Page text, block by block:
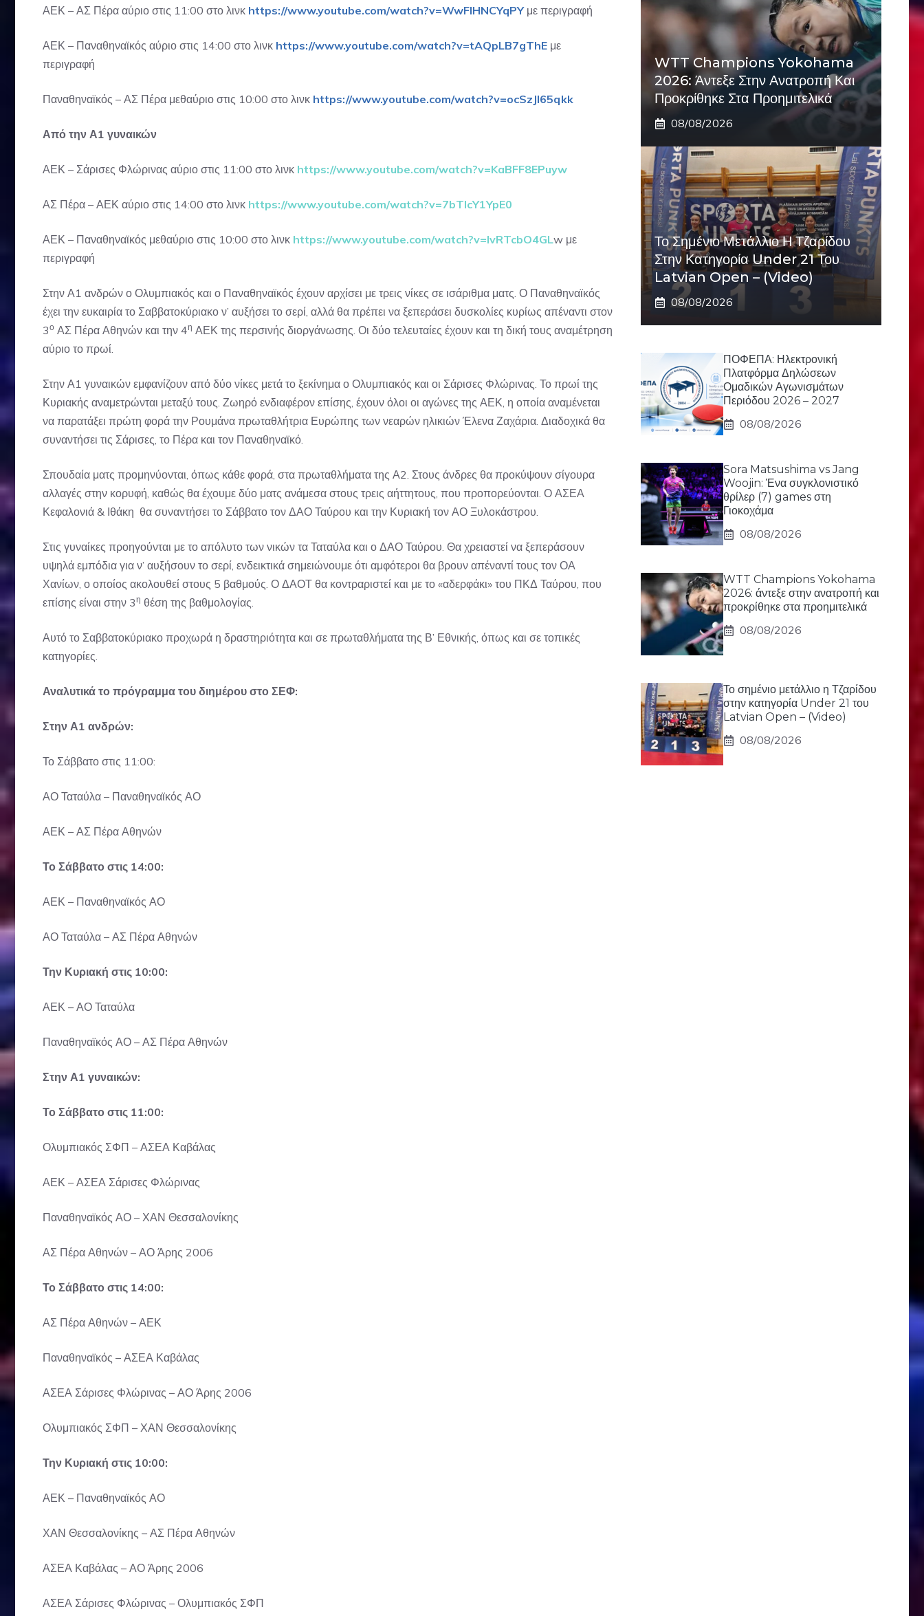
ΑΕΚ – ΑΣ Πέρα αύριο στις 11:00 στο λινκ https://www.youtube.com/watch?v=WwFIHNCYqPYμε περιγραφή
ΑΕΚ – Παναθηναϊκός αύριο στις 14:00 στο λινκ https://www.youtube.com/watch?v=tAQpLB7gThE με
περιγραφή
Παναθηναϊκός – ΑΣ Πέρα μεθαύριο στις 10:00 στο λινκ https://www.youtube.com/watch?v=ocSzJl65qkk
Από την Α1 γυναικών
ΑΕΚ – Σάρισες Φλώρινας αύριο στις 11:00 στο λινκ https://www.youtube.com/watch?v=KaBFF8EPuyw
ΑΣ Πέρα – ΑΕΚ αύριο στις 14:00 στο λινκ https://www.youtube.com/watch?v=7bTIcY1YpE0
ΑΕΚ – Παναθηναϊκός μεθαύριο στις 10:00 στο λινκ https://www.youtube.com/watch?v=IvRTcbO4GLw με
περιγραφή
Στην Α1 ανδρών ο Ολυμπιακός και ο Παναθηναϊκός έχουν αρχίσει με τρεις νίκες σε ισάριθμα ματς. Ο Παναθηναϊκός
έχει την ευκαιρία το Σαββατοκύριακο ν’ αυξήσει το σερί, αλλά θα πρέπει να ξεπεράσει δυσκολίες κυρίως απέναντι στον
3ο ΑΣ Πέρα Αθηνών και την 4η ΑΕΚ της περσινής διοργάνωσης. Οι δύο τελευταίες έχουν και τη δική τους αναμέτρηση
αύριο το πρωί.
Στην Α1 γυναικών εμφανίζουν από δύο νίκες μετά το ξεκίνημα ο Ολυμπιακός και οι Σάρισες Φλώρινας. Το πρωί της
Κυριακής αναμετρώνται μεταξύ τους. Ζωηρό ενδιαφέρον επίσης, έχουν όλοι οι αγώνες της ΑΕΚ, η οποία αναμένεται
να παρατάξει πρώτη φορά την Ρουμάνα πρωταθλήτρια Ευρώπης των νεαρών ηλικιών Έλενα Ζαχάρια. Διαδοχικά θα
συναντήσει τις Σάρισες, το Πέρα και τον Παναθηναϊκό.
Σπουδαία ματς προμηνύονται, όπως κάθε φορά, στα πρωταθλήματα της Α2. Στους άνδρες θα προκύψουν σίγουρα
αλλαγές στην κορυφή, καθώς θα έχουμε δύο ματς ανάμεσα στους τρεις αήττητους, που προπορεύονται. Ο ΑΣΕΑ
Κεφαλονιά & Ιθάκη θα συναντήσει το Σάββατο τον ΔΑΟ Ταύρου και την Κυριακή τον ΑΟ Ξυλοκάστρου.
Στις γυναίκες προηγούνται με το απόλυτο των νικών τα Ταταύλα και ο ΔΑΟ Ταύρου. Θα χρειαστεί να ξεπεράσουν
υψηλά εμπόδια για ν’ αυξήσουν το σερί, ενδεικτικά σημειώνουμε ότι αμφότεροι θα βρουν απέναντί τους τον ΟΑ
Χανίων, ο οποίος ακολουθεί στους 5 βαθμούς. Ο ΔΑΟΤ θα κοντραριστεί και με το «αδερφάκι» του ΠΚΔ Ταύρου, που
επίσης είναι στην 3η θέση της βαθμολογίας.
Αυτό το Σαββατοκύριακο προχωρά η δραστηριότητα και σε πρωταθλήματα της Β’ Εθνικής, όπως και σε τοπικές
κατηγορίες.
Αναλυτικά το πρόγραμμα του διημέρου στο ΣΕΦ:
Στην Α1 ανδρών:
Το Σάββατο στις 11:00:
ΑΟ Ταταύλα – Παναθηναϊκός ΑΟ
ΑΕΚ – ΑΣ Πέρα Αθηνών
Το Σάββατο στις 14:00:
ΑΕΚ – Παναθηναϊκός ΑΟ
ΑΟ Ταταύλα – ΑΣ Πέρα Αθηνών
Την Κυριακή στις 10:00:
ΑΕΚ – ΑΟ Ταταύλα
Παναθηναϊκός ΑΟ – ΑΣ Πέρα Αθηνών
Στην Α1 γυναικών:
Το Σάββατο στις 11:00:
Ολυμπιακός ΣΦΠ – ΑΣΕΑ Καβάλας
ΑΕΚ – ΑΣΕΑ Σάρισες Φλώρινας
Παναθηναϊκός ΑΟ – ΧΑΝ Θεσσαλονίκης
ΑΣ Πέρα Αθηνών – ΑΟ Άρης 2006
Το Σάββατο στις 14:00:
ΑΣ Πέρα Αθηνών – ΑΕΚ
Παναθηναϊκός – ΑΣΕΑ Καβάλας
ΑΣΕΑ Σάρισες Φλώρινας – ΑΟ Άρης 2006
Ολυμπιακός ΣΦΠ – ΧΑΝ Θεσσαλονίκης
Την Κυριακή στις 10:00:
ΑΕΚ – Παναθηναϊκός ΑΟ
ΧΑΝ Θεσσαλονίκης – ΑΣ Πέρα Αθηνών
ΑΣΕΑ Καβάλας – ΑΟ Άρης 2006
ΑΣΕΑ Σάρισες Φλώρινας – Ολυμπιακός ΣΦΠ
WTT Champions Yokohama
2026: Άντεξε Στην Ανατροπή Και
Προκρίθηκε Στα Προημιτελικά
08/08/2026
Το Σημένιο Μετάλλιο Η Τζαρίδου
Στην Κατηγορία Under 21 Του
Latvian Open – (Video)
08/08/2026
ΠΟΦΕΠΑ: Ηλεκτρονική
Πλατφόρμα Δηλώσεων
Ομαδικών Αγωνισμάτων
Περιόδου 2026 – 2027
08/08/2026
Sora Matsushima vs Jang
Woojin: Ένα συγκλονιστικό
θρίλερ (7) games στη
Γιοκοχάμα
08/08/2026
WTT Champions Yokohama
2026: άντεξε στην ανατροπή και
προκρίθηκε στα προημιτελικά
08/08/2026
Το σημένιο μετάλλιο η Τζαρίδου
στην κατηγορία Under 21 του
Latvian Open – (Video)
08/08/2026